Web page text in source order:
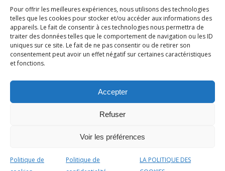
Pour offrir les meilleures expériences, nous utilisons des technologies
telles que les cookies pour stocker et/ou accéder aux informations des
appareils. Le fait de consentir à ces technologies nous permettra de
traiter des données telles que le comportement de navigation ou les ID
uniques sur ce site. Le fait de ne pas consentir ou de retirer son
consentement peut avoir un effet négatif sur certaines caractéristiques
et fonctions.
Accepter
Refuser
Voir les préférences
Politique de
Politique de
LA POLITIQUE DES
La Tribu de Lille
L'application mobile de la TribudeLille sera bientôt
vous permettra l'accès à vos commerçants de manière